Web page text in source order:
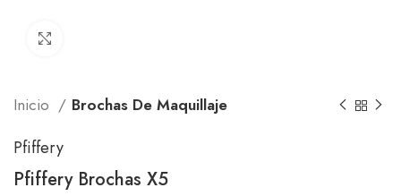
Inicio Brochas De Maquillaje
Pfiffery
Pfiffery Brochas X5